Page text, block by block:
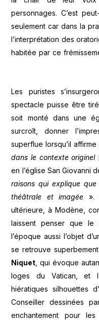
personnages. C’est
seulement car dans la
l’interprétation des
habitée par ce
Les puristes
spectacle puisse être
soit monté dans une
surcroît, donner
superflue lorsqu’il
dans le contexte originel
en l’église San Giovanni
raisons qui explique
théâtrale et imagée ».
ultérieure, à Modène,
laissent penser que
l’époque aussi l’objet
se retrouve
Niquet , qui évoque
loges du Vatican, et
hiératiques silhouettes
Conseiller dessinées
enchantement pour